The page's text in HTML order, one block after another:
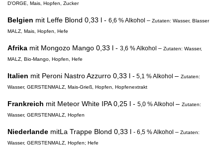
D'ORGE, Mais, Hopfen, Zucker
Belgien mit Leffe Blond 0,33 l - 6,6 % Alkohol – Zutaten: Wasser, Blasser
MALZ, Mais, Hopfen, Hefe
Afrika mit Mongozo Mango 0,33 l - 3,6 % Alkohol – Zutaten: Wasser,
MALZ, Bio-Mango, Hopfen, Hefe
Italien mit Peroni Nastro Azzurro 0,33 l - 5,1 % Alkohol – Zutaten:
Wasser, GERSTENMALZ, Mais-Grieß, Hopfen, Hopfenextrakt
Frankreich mit Meteor White IPA0,25 l - 5,0 % Alkohol – Zutaten:
Wasser, GERSTENMALZ, Hopfen
Niederlande mitLa Trappe Blond 0,33 l - 6,5 % Alkohol – Zutaten:
Wasser, GERSTENMALZ, Hopfen; Hefe